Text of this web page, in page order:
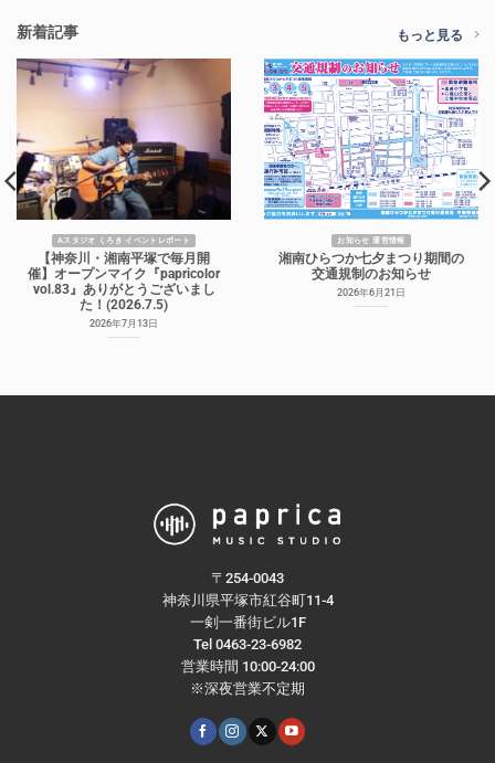
新着記事 もっと見る
Aスタジオ くろき イベントレポート
【神奈川・湘南平塚で毎月開
催】オープンマイク『papricolor
vol.83』ありがとうございまし
た！(2026.7.5)
2026年7月13日
お知らせ 運営情報
湘南ひらつか七夕まつり期間の
交通規制のお知らせ
2026年6月21日
〒254-0043
神奈川県平塚市紅谷町11-4
一剣一番街ビル1F
Tel 0463-23-6982
営業時間 10:00-24:00
※深夜営業不定期